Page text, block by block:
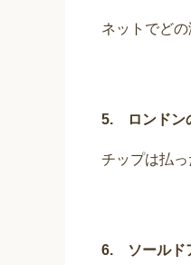
ネットでど
5. ロンドン
チップは払
6. ソールド